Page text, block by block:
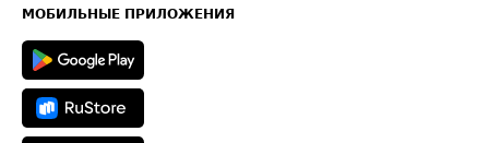
Техническая информация
МОБИЛЬНЫЕ ПРИЛОЖЕНИЯ